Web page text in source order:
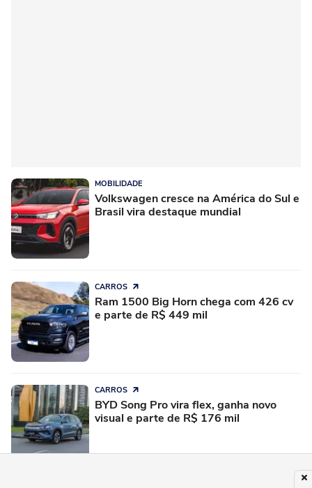
MOBILIDADE
Volkswagen cresce na América do Sul e
Brasil vira destaque mundial
CARROS
Ram 1500 Big Horn chega com 426 cv
e parte de R$ 449 mil
CARROS
BYD Song Pro vira flex, ganha novo
visual e parte de R$ 176 mil